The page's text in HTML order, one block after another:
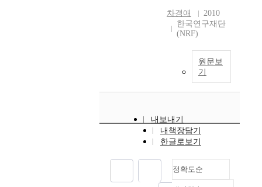
차경애
2010
한국연구재단
(NRF)
원문보
기
내보내기
내책장담기
한글로보기
정확도순